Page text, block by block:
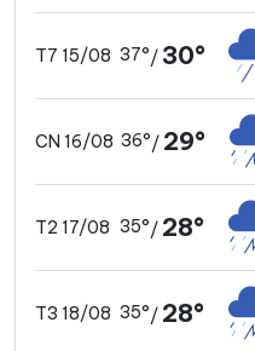
T7 15/08 37°/30°
CN 16/08 36°/ 29°
T2 17/08 35°/ 28°
T3 18/08 35°/ 28°